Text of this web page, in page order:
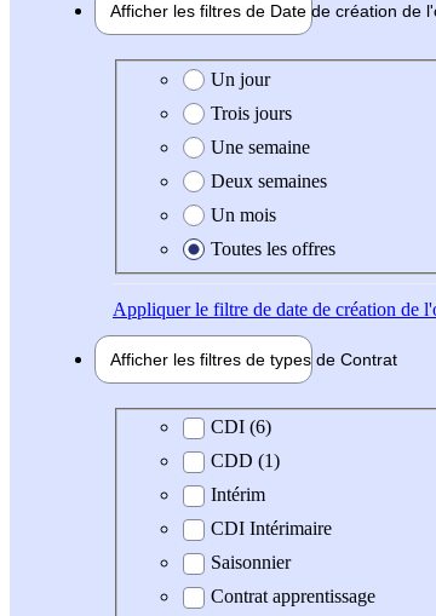
Afficher les filtres de Date de création de
Date de création de l'offre
Un jour
Trois jours
Une semaine
Deux semaines
Un mois
Toutes les offres
Appliquerle filtre de date de création de
Afficher les filtres de types de Contrat
Type de contrat
CDI (6)
CDD (1)
Intérim
CDI Intérimaire
Saisonnier
Contrat apprentissage